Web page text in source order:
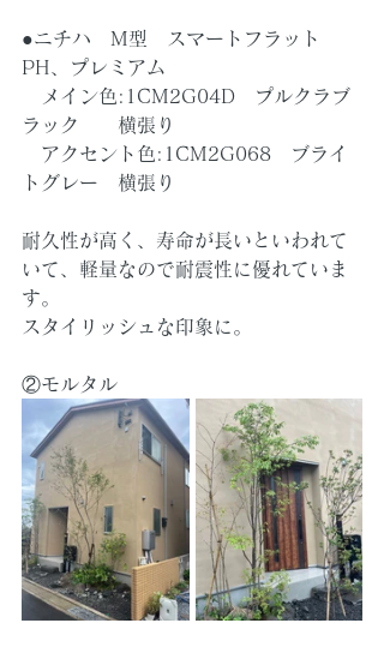
●ニチハ　M型　スマートフラット
PH、プレミアム
メイン色:1CM2G04D　プルクラブ
ラック　　横張り
アクセント色:1CM2G068　ブライ
トグレー　横張り
耐久性が高く、寿命が長いといわれて
いて、軽量なので耐震性に優れていま
す。
スタイリッシュな印象に。
②モルタル